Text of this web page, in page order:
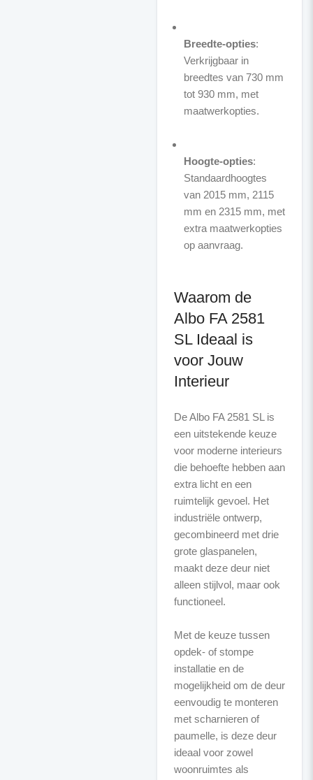
Breedte-opties:
Verkrijgbaar in
breedtes van 730 mm
tot 930 mm, met
maatwerkopties.
Hoogte-opties:
Standaardhoogtes
van 2015 mm, 2115
mm en 2315 mm, met
extra maatwerkopties
op aanvraag.
Waarom de
Albo FA 2581
SL Ideaal is
voor Jouw
Interieur
De Albo FA 2581 SL is
een uitstekende keuze
voor moderne interieurs
die behoefte hebben aan
extra licht en een
ruimtelijk gevoel. Het
industriële ontwerp,
gecombineerd met drie
grote glaspanelen,
maakt deze deur niet
alleen stijlvol, maar ook
functioneel.
Met de keuze tussen
opdek- of stompe
installatie en de
mogelijkheid om de deur
eenvoudig te monteren
met scharnieren of
paumelle, is deze deur
ideaal voor zowel
woonruimtes als